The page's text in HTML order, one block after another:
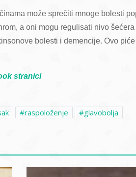
može sprečiti mnoge bolesti
a oni mogu regulisati nivo
bolesti i demencije. Ovo
stranici
raspoloženje glavobolja